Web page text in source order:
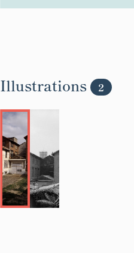
Illustrations 2